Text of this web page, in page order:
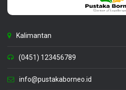
Kalimantan
(0451) 123456789
info@pustakaborneo.id